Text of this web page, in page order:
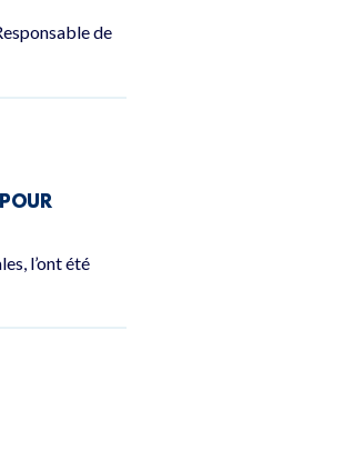
de
l’ont été